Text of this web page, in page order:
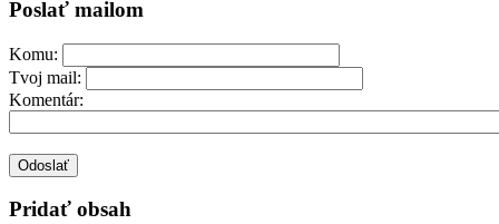
Poslať mailom
Komu:
Tvoj mail:
Komentár:
Pridať obsah